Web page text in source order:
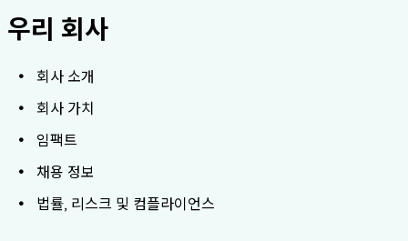
우리 회사
회사 소개
회사 가치
임팩트
채용 정보
법률, 리스크 및 컴플라이언스